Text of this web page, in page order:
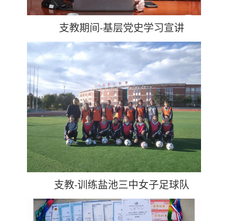
支教期间 -基层党史学习宣讲
支教-训练盐池三中女子足球队